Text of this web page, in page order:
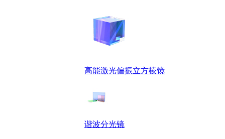
高能激光偏振立方棱镜
谐波分光镜